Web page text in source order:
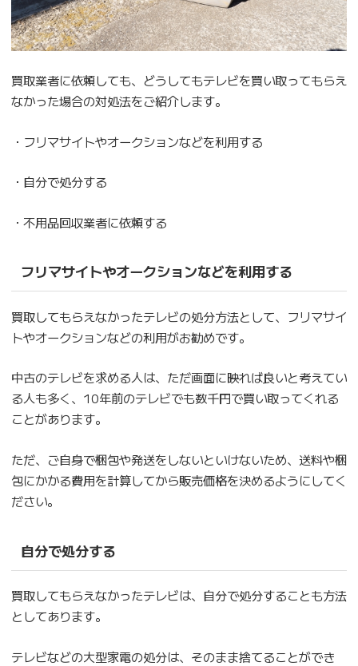
買取業者に依頼しても、どうしてもテレビを買い取ってもらえ
なかった場合の対処法をご紹介します。
・フリマサイトやオークションなどを利用する
・自分で処分する
・不用品回収業者に依頼する
フリマサイトやオークションなどを利用する
買取してもらえなかったテレビの処分方法として、フリマサイ
トやオークションなどの利用がお勧めです。
中古のテレビを求める人は、ただ画面に映れば良いと考えてい
る人も多く、10年前のテレビでも数千円で買い取ってくれる
ことがあります。
ただ、ご自身で梱包や発送をしないといけないため、送料や梱
包にかかる費用を計算してから販売価格を決めるようにしてく
ださい。
自分で処分する
買取してもらえなかったテレビは、自分で処分することも方法
としてあります。
テレビなどの大型家電の処分は、そのまま捨てることができ